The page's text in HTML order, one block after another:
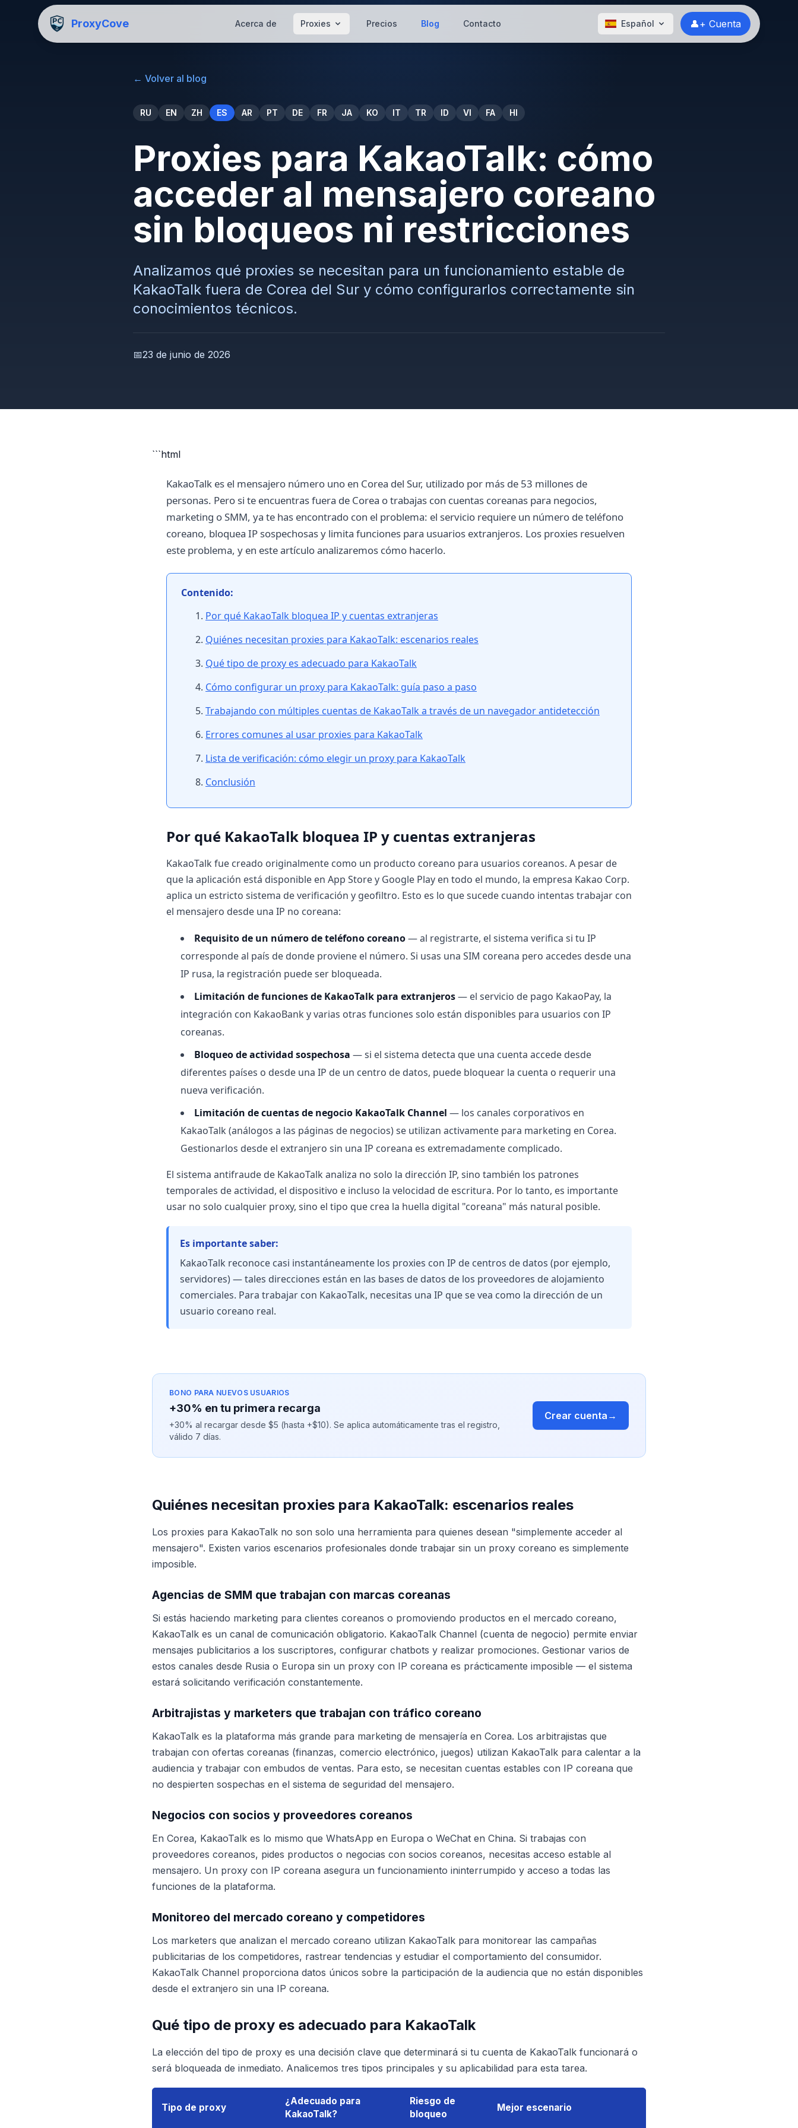
ProxyCove Acerca de Proxies Precios Blog Contacto Español 👤+ Cuenta
← Volver al blog
RU EN ZH ES AR PT DE FR JA KO IT TR ID VI FA HI
Proxies para KakaoTalk: cómo
acceder al mensajero coreano
sin bloqueos ni restricciones
Analizamos qué proxies se necesitan para un funcionamiento estable de
KakaoTalk fuera de Corea del Sur y cómo configurarlos correctamente sin
conocimientos técnicos.
📅23 de junio de 2026
```html
KakaoTalk es el mensajero número uno en Corea del Sur, utilizado por más de 53 millones de
personas. Pero si te encuentras fuera de Corea o trabajas con cuentas coreanas para negocios,
marketing o SMM, ya te has encontrado con el problema: el servicio requiere un número de teléfono
coreano, bloquea IP sospechosas y limita funciones para usuarios extranjeros. Los proxies resuelven
este problema, y en este artículo analizaremos cómo hacerlo.
Contenido:
Por qué KakaoTalk bloquea IP y cuentas extranjeras
Quiénes necesitan proxies para KakaoTalk: escenarios reales
Qué tipo de proxy es adecuado para KakaoTalk
Cómo configurar un proxy para KakaoTalk: guía paso a paso
Trabajando con múltiples cuentas de KakaoTalk a través de un navegador antidetección
Errores comunes al usar proxies para KakaoTalk
Lista de verificación: cómo elegir un proxy para KakaoTalk
Conclusión
Por qué KakaoTalk bloquea IP y cuentas extranjeras
KakaoTalk fue creado originalmente como un producto coreano para usuarios coreanos. A pesar de
que la aplicación está disponible en App Store y Google Play en todo el mundo, la empresa Kakao Corp.
aplica un estricto sistema de verificación y geofiltro. Esto es lo que sucede cuando intentas trabajar con
el mensajero desde una IP no coreana:
Requisito de un número de teléfono coreano— al registrarte, el sistema verifica si tu IP
corresponde al país de donde proviene el número. Si usas una SIM coreana pero accedes desde una
IP rusa, la registración puede ser bloqueada.
Limitación de funciones de KakaoTalk para extranjeros— el servicio de pago KakaoPay, la
integración con KakaoBank y varias otras funciones solo están disponibles para usuarios con IP
coreanas.
Bloqueo de actividad sospechosa — si el sistema detecta que una cuenta accede desde
diferentes países o desde una IP de un centro de datos, puede bloquear la cuenta o requerir una
nueva verificación.
Limitación de cuentas de negocio KakaoTalk Channel — los canales corporativos en
KakaoTalk (análogos a las páginas de negocios) se utilizan activamente para marketing en Corea.
Gestionarlos desde el extranjero sin una IP coreana es extremadamente complicado.
El sistema antifraude de KakaoTalk analiza no solo la dirección IP, sino también los patrones
temporales de actividad, el dispositivo e incluso la velocidad de escritura. Por lo tanto, es importante
usar no solo cualquier proxy, sino el tipo que crea la huella digital "coreana" más natural posible.
Es importante saber:
KakaoTalk reconoce casi instantáneamente los proxies con IP de centros de datos (por ejemplo,
servidores) — tales direcciones están en las bases de datos de los proveedores de alojamiento
comerciales. Para trabajar con KakaoTalk, necesitas una IP que se vea como la dirección de un
usuario coreano real.
BONO PARA NUEVOS USUARIOS
+30% en tu primera recarga
+30% al recargar desde $5 (hasta +$10). Se aplica automáticamente tras el registro,
válido 7 días.
Crear cuenta →
Quiénes necesitan proxies para KakaoTalk: escenarios reales
Los proxies para KakaoTalk no son solo una herramienta para quienes desean "simplemente acceder al
mensajero". Existen varios escenarios profesionales donde trabajar sin un proxy coreano es simplemente
imposible.
Agencias de SMM que trabajan con marcas coreanas
Si estás haciendo marketing para clientes coreanos o promoviendo productos en el mercado coreano,
KakaoTalk es un canal de comunicación obligatorio. KakaoTalk Channel (cuenta de negocio) permite enviar
mensajes publicitarios a los suscriptores, configurar chatbots y realizar promociones. Gestionar varios de
estos canales desde Rusia o Europa sin un proxy con IP coreana es prácticamente imposible — el sistema
estará solicitando verificación constantemente.
Arbitrajistas y marketers que trabajan con tráfico coreano
KakaoTalk es la plataforma más grande para marketing de mensajería en Corea. Los arbitrajistas que
trabajan con ofertas coreanas (finanzas, comercio electrónico, juegos) utilizan KakaoTalk para calentar a la
audiencia y trabajar con embudos de ventas. Para esto, se necesitan cuentas estables con IP coreana que
no despierten sospechas en el sistema de seguridad del mensajero.
Negocios con socios y proveedores coreanos
En Corea, KakaoTalk es lo mismo que WhatsApp en Europa o WeChat en China. Si trabajas con
proveedores coreanos, pides productos o negocias con socios coreanos, necesitas acceso estable al
mensajero. Un proxy con IP coreana asegura un funcionamiento ininterrumpido y acceso a todas las
funciones de la plataforma.
Monitoreo del mercado coreano y competidores
Los marketers que analizan el mercado coreano utilizan KakaoTalk para monitorear las campañas
publicitarias de los competidores, rastrear tendencias y estudiar el comportamiento del consumidor.
KakaoTalk Channel proporciona datos únicos sobre la participación de la audiencia que no están disponibles
desde el extranjero sin una IP coreana.
Qué tipo de proxy es adecuado para KakaoTalk
La elección del tipo de proxy es una decisión clave que determinará si tu cuenta de KakaoTalk funcionará o
será bloqueada de inmediato. Analicemos tres tipos principales y su aplicabilidad para esta tarea.
Tipo de proxy
¿Adecuado para
KakaoTalk?
Riesgo de
bloqueo
Mejor escenario